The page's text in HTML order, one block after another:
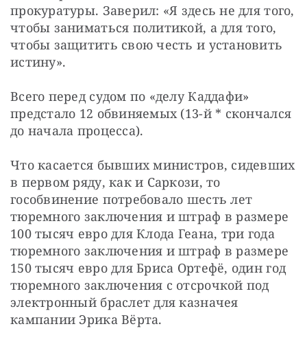
прокуратуры. Заверил: «Я здесь не для того,
чтобы заниматься политикой, а для того,
чтобы защитить свою честь и установить
истину».
Всего перед судом по «делу Каддафи»
предстало 12 обвиняемых (13-й * скончался
до начала процесса).
Что касается бывших министров, сидевших
в первом ряду, как и Саркози, то
гособвинение потребовало шесть лет
тюремного заключения и штраф в размере
100 тысяч евро для Клода Геана, три года
тюремного заключения и штраф в размере
150 тысяч евро для Бриса Ортефё, один год
тюремного заключения с отсрочкой под
электронный браслет для казначея
кампании Эрика Вёрта.